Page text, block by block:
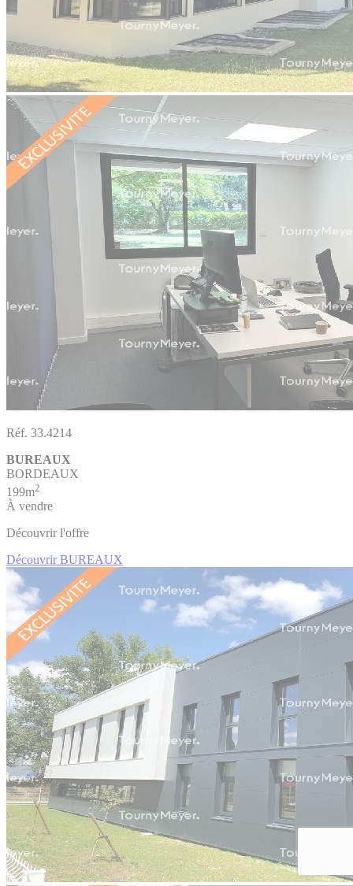
Réf. 33.4214
BUREAUX
BORDEAUX
199m2
À vendre
Découvrir l'offre
Découvrir BUREAUX